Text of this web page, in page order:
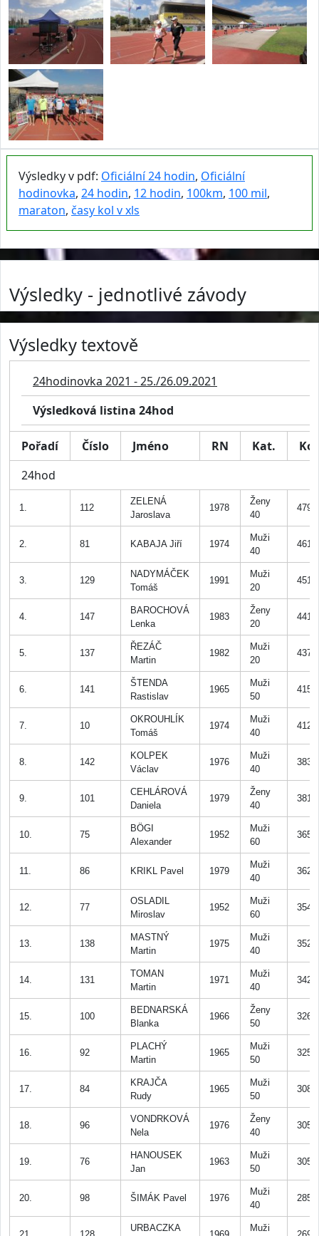
Výsledky v pdf: Oficiální 24 hodin, Oficiální
hodinovka, 24 hodin, 12 hodin, 100km, 100 mil,
maraton, časy kol v xls
Výsledky - jednotlivé závody
Výsledky textově
24hodinovka 2021 - 25./26.09.2021
Výsledková listina 24hod
Pořadí Číslo Jméno RN Kat.
Kol
24hod
1. 112
ZELENÁ
Jaroslava
1978
Ženy
40
479
2. 81 KABAJA Jiří 1974
Muži
40
461
3. 129
NADYMÁČEK
Tomáš
1991
Muži
20
451
4. 147
BAROCHOVÁ
Lenka
1983
Ženy
20
441
5. 137
ŘEZÁČ
Martin
1982
Muži
20
437
6. 141
ŠTENDA
Rastislav
1965
Muži
50
415
7. 10
OKROUHLÍK
Tomáš
1974
Muži
40
412
8. 142
KOLPEK
Václav
1976
Muži
40
383
9. 101
CEHLÁROVÁ
Daniela
1979
Ženy
40
381
10. 75
BÖGI
Alexander
1952
Muži
60
365
11. 86 KRIKL Pavel 1979
Muži
40
362
12. 77
OSLADIL
Miroslav
1952
Muži
60
354
13. 138
MASTNÝ
Martin
1975
Muži
40
352
14. 131
TOMAN
Martin
1971
Muži
40
342
15. 100
BEDNARSKÁ
Blanka
1966
Ženy
50
326
16. 92
PLACHÝ
Martin
1965
Muži
50
325
17. 84
KRAJČA
Rudy
1965
Muži
50
308
18. 96
VONDRKOVÁ
Nela
1976
Ženy
40
305
19. 76
HANOUSEK
Jan
1963
Muži
50
305
20. 98 ŠIMÁK Pavel 1976
Muži
40
285
URBACZKA
Muži